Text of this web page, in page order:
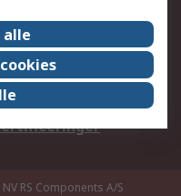
RS Components A/S
alle